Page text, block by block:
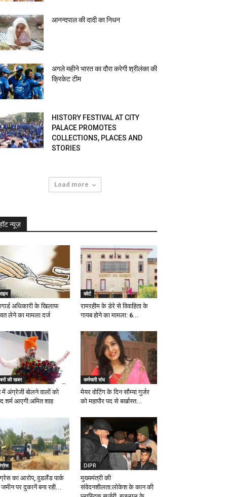
आनन्दपाल की दादी का निधन
अगले महीने भारत का दौरा करेगी श्रीलंका की
क्रिकेट टीम
HISTORY FESTIVAL AT CITY
PALACE PROMOTES
COLLECTIONS, PLACES AND
STORIES
Load more
न्यूज़
अधिकारी के खिलाफ
लेने का मामला दर्ज
कोर्ट
रामरहीम के डेरे से विवाहिता के
गायब होने का मामला: 6...
की खबर
अंग्रेजी बोलने वालों को
शर्म आएगी:अमित शाह
कर्मचारी संघ
मेयर वोटिंग के दिन सौम्या गुर्जर
को महापौर पद से बर्खास्त...
का आरोप, वुडलैंड पार्क
पर दुकानें बना रही...
DIPR
मुख्यमंत्री की
संवेदनशीलता:लोकेश के कान की